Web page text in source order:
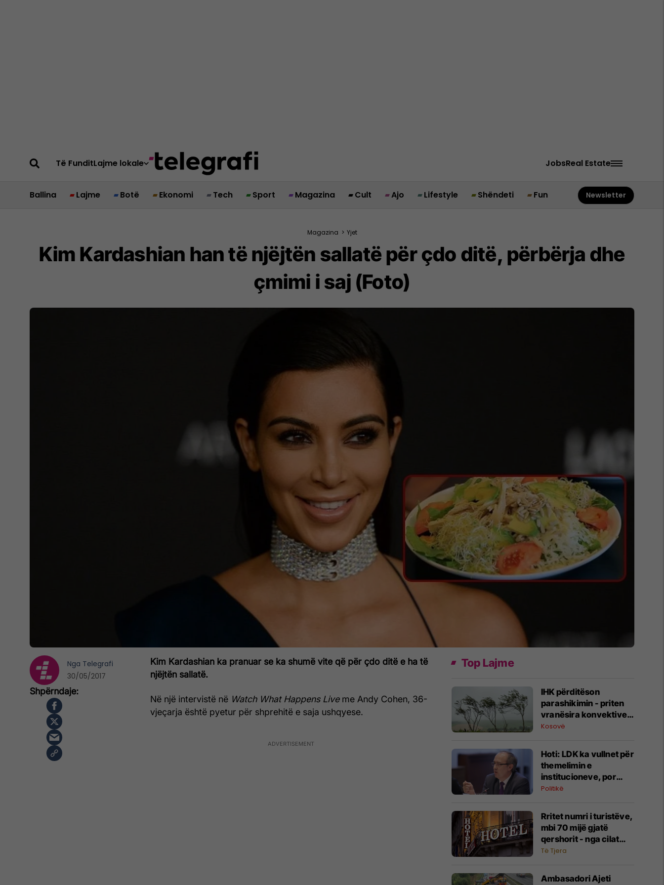
Të FunditLajme lokale JobsReal Estate
Ballina Lajme Botë Ekonomi Tech Sport Magazina Cult Ajo Lifestyle Shëndeti Fun Newsletter
Magazina > Yjet
Kim Kardashian han të njëjtën sallatë për çdo ditë, përbërja dhe
çmimi i saj (Foto)
Kim Kardashian ka pranuar se ka shumë vite që për çdo ditë e ha të
njëjtën sallatë.
Në një intervistë në Watch What Happens Liveme Andy Cohen, 36-
vjeçarja është pyetur për shprehitë e saja ushqyese.
Nga Telegrafi
30/05/2017
Top Lajme
IHK përditëson
parashikimin - priten
vranësira konvektive,
erëra të fuqishme dhe
Kosovë
Hoti: LDK ka vullnet për
themelimin e
institucioneve, por
kërkon kompromis -
zgjedhje nuk arrihet
asgjë
Politikë
Rritet numri i turistëve,
mbi 70 mijë gjatë
qershorit - nga cilat
shtete pati më shumë
Të Tjera
Ambasadori Ajeti